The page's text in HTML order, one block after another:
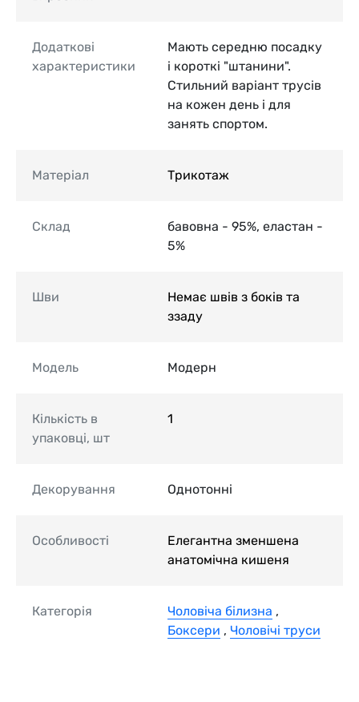
Додаткові
характеристики
Мають середню посадку
і короткі "штанини".
Стильний варіант трусів
на кожен день і для
занять спортом.
Матеріал Трикотаж
Склад
бавовна - 95%, еластан -
5%
Шви
Немає швів з боків та
ззаду
Модель Модерн
Кількість в
упаковці, шт
1
Декорування Однотонні
Особливості
Елегантна зменшена
анатомічна кишеня
Категорія Чоловіча білизна ,
Боксери , Чоловічі труси